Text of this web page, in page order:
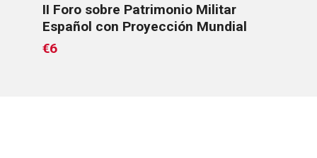
II Foro sobre Patrimonio Militar
Español con Proyección Mundial
€6